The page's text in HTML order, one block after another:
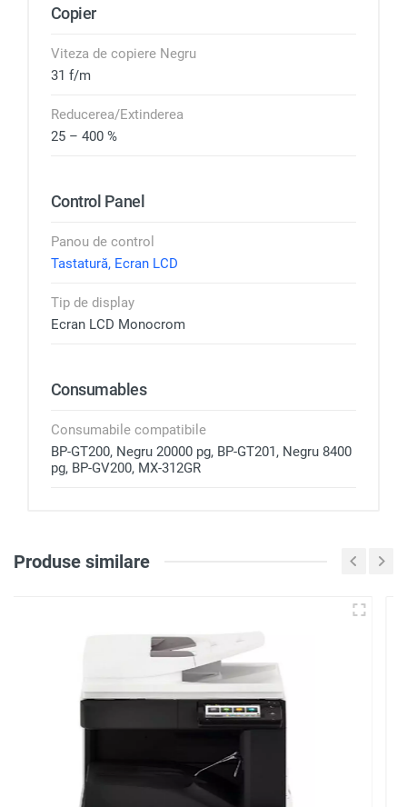
Copier
Viteza de copiere Negru
31 f/m
Reducerea/Extinderea
25 – 400 %
Control Panel
Panou de control
Tastatură, Ecran LCD
Tip de display
Ecran LCD Monocrom
Consumables
Consumabile compatibile
BP-GT200, Negru 20000 pg, BP-GT201, Negru 8400
pg, BP-GV200, MX-312GR
Loghează-te pentru a scri
Produse similare